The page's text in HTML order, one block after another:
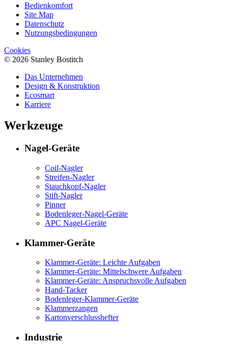
Bedienkomfort
Site Map
Datenschutz
Nutzungsbedingungen
Cookies
© 2026 Stanley Bostitch
Das Unternehmen
Design & Konstruktion
Ecosmart
Karriere
Werkzeuge
Nagel-Geräte
Coil-Nagler
Streifen-Nagler
Stauchkopf-Nagler
Stift-Nagler
Pinner
Bodenleger-Nagel-Geräte
APC Nagel-Geräte
Klammer-Geräte
Klammer-Geräte: Leichte Aufgaben
Klammer-Geräte: Mittelschwere Aufgaben
Klammer-Geräte: Anspruchsvolle Aufgaben
Hand-Tacker
Bodenleger-Klammer-Geräte
Klammerzangen
Kartonverschlusshefter
Industrie